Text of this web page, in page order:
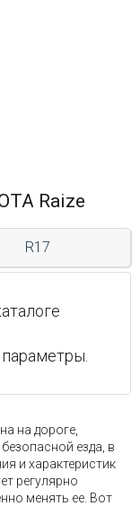
Raize
R17
на дороге,
езда, в
и характеристик
регулярно
менять ее. Вот